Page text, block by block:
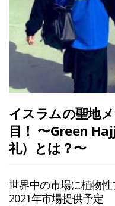
イスラムの聖地
目！ 〜Green
礼）とは？〜
世界中の市場に植物
2021年市場提供予定